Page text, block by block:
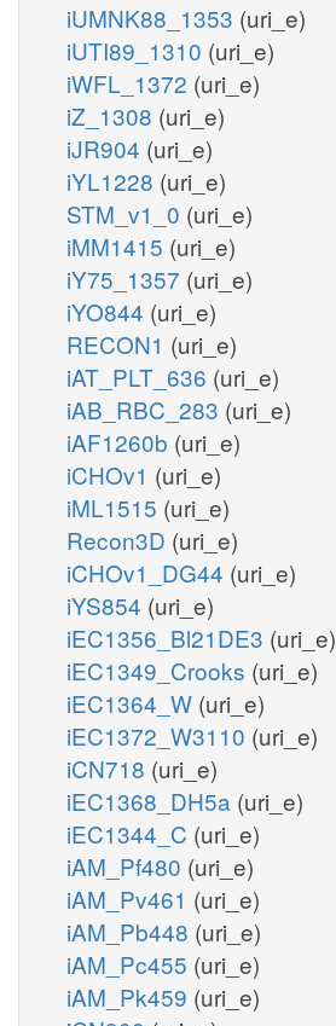
iUMNK88_1353 (uri_e)
iUTI89_1310 (uri_e)
iWFL_1372 (uri_e)
iZ_1308 (uri_e)
iJR904 (uri_e)
iYL1228 (uri_e)
STM_v1_0 (uri_e)
iMM1415 (uri_e)
iY75_1357 (uri_e)
iYO844 (uri_e)
RECON1 (uri_e)
iAT_PLT_636 (uri_e)
iAB_RBC_283 (uri_e)
iAF1260b (uri_e)
iCHOv1 (uri_e)
iML1515 (uri_e)
Recon3D (uri_e)
iCHOv1_DG44 (uri_e)
iYS854 (uri_e)
iEC1356_Bl21DE3 (uri_e)
iEC1349_Crooks (uri_e)
iEC1364_W (uri_e)
iEC1372_W3110 (uri_e)
iCN718 (uri_e)
iEC1368_DH5a (uri_e)
iEC1344_C (uri_e)
iAM_Pf480 (uri_e)
iAM_Pv461 (uri_e)
iAM_Pb448 (uri_e)
iAM_Pc455 (uri_e)
iAM_Pk459 (uri_e)